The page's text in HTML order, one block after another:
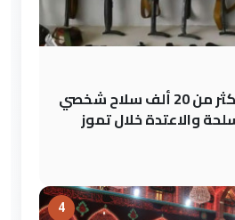
الداخلية: تسجيل أكثر من 20 ألف سلاح شخصي
والاعتدة خلال تموز
4